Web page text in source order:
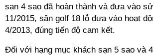
sạn 4 sao đã hoàn thành và đưa vào
11/2015, sân golf 18 lỗ đưa vào hoạt
4/2013, đúng tiến độ cam kết.
Đối với hạng mục khách sạn 5 sao và